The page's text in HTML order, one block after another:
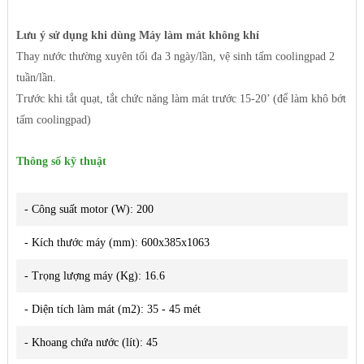
Lưu ý sử dụng khi dùng Máy làm mát không khí
Thay nước thường xuyên tối đa 3 ngày/lần, vệ sinh tấm coolingpad 2
tuần/lần.
Trước khi tắt quạt, tắt chức năng làm mát trước 15-20’ (để làm khô bớt
tấm coolingpad)
Thông số kỹ thuật
- Công suất motor (W): 200
- Kích thước máy (mm): 600x385x1063
- Trọng lượng máy (Kg): 16.6
- Diện tích làm mát (m2): 35 - 45 mét
- Khoang chứa nước (lít): 45